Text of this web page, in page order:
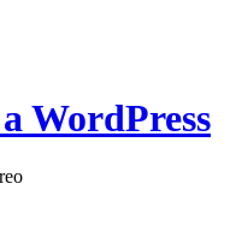
WordPress